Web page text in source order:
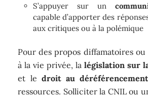
S’appuyer sur un
capable d’apporter des
aux critiques ou à la polémique
Pour des propos diffamatoires
à la vie privée, la législation sur
et le droit au déréférencement
ressources. Solliciter la CNIL ou